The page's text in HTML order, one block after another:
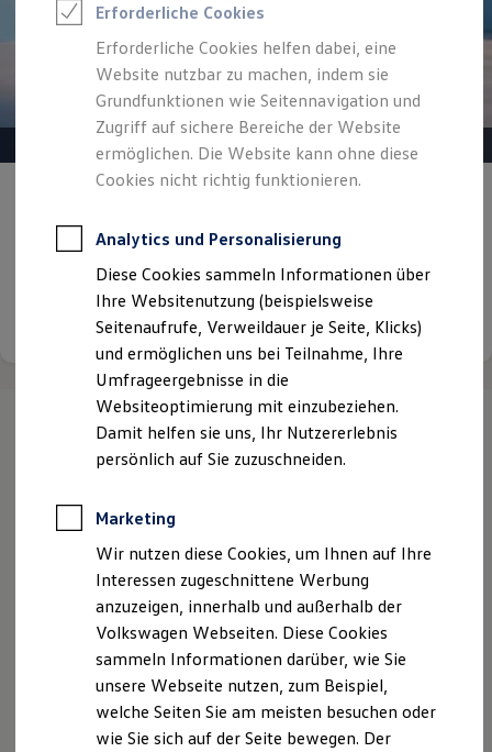
Elektroauto Leasing
Kleinwagen-Leasing
Leasing ohne Anzahlung
Finanzierung
Autokredit mit Schlussrate
Versicherungen und Garantien
Kfz-Versicherung
Restschuldversicherungen
Garantien
Professional Class bei Volkswagen
Behörden
Direktkunden
Sonderfahrzeuge
Anpfiff zum Gewinn
Elektromobilität
Elektroautos
ID. Tutorials
Elektrofahrzeugkonzepte
ID. EVERY1
Reichweite
Rekuperation
Laden unterwegs
Laden Zuhause
Ladestationen finden
Ladezeitensimulator
Batterie
Sicherheit
Nachhaltigkeit
Technologie
Kosten und Kauf
Gepflegt, geprüft und für gut befunden.
Volkswagen Zertifizierte
Gebrauchtwagen.
Details ansehen
Ihrenächsten
Schritte
Probefahrt vereinbaren
Erforderliche Cookies
Erforderliche Cookies helfen dabei, eine
Website nutzbar zu machen, indem sie
Grundfunktionen wie Seitennavigation und
Zugriff auf sichere Bereiche der Website
ermöglichen. Die Website kann ohne diese
Cookies nicht richtig funktionieren.
Analytics und Personalisierung
Diese Cookies sammeln Informationen über
Ihre Websitenutzung (beispielsweise
Seitenaufrufe, Verweildauer je Seite, Klicks)
und ermöglichen uns bei Teilnahme, Ihre
Umfrageergebnisse in die
Websiteoptimierung mit einzubeziehen.
Damit helfen sie uns, Ihr Nutzererlebnis
persönlich auf Sie zuzuschneiden.
Marketing
Wir nutzen diese Cookies, um Ihnen auf Ihre
Interessen zugeschnittene Werbung
anzuzeigen, innerhalb und außerhalb der
Volkswagen Webseiten. Diese Cookies
sammeln Informationen darüber, wie Sie
unsere Webseite nutzen, zum Beispiel,
welche Seiten Sie am meisten besuchen oder
wie Sie sich auf der Seite bewegen. Der